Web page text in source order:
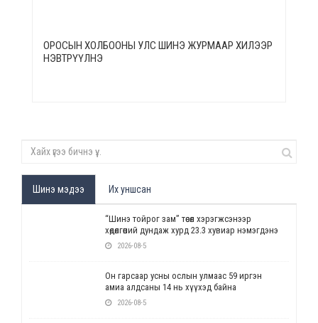
ОРОСЫН ХОЛБООНЫ УЛС ШИНЭ ЖУРМААР ХИЛЭЭР
НЭВТРҮҮЛНЭ
Шинэ мэдээ Их уншсан
“Шинэ тойрог зам” төсөл хэрэгжсэнээр
хөдөлгөөний дундаж хурд 23.3 хувиар нэмэгдэнэ
2026-08-5
Он гарсаар усны ослын улмаас 59 иргэн
амиа алдсаны 14 нь хүүхэд байна
2026-08-5